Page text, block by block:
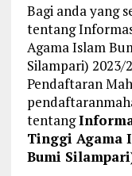
Bagi anda yang
tentang
Agama Islam
Silampari) 2023/
Pendaftaran
tentang
Tinggi Agama
Bumi